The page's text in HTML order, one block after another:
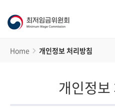
Home 개인정보 처리방침
개인정보